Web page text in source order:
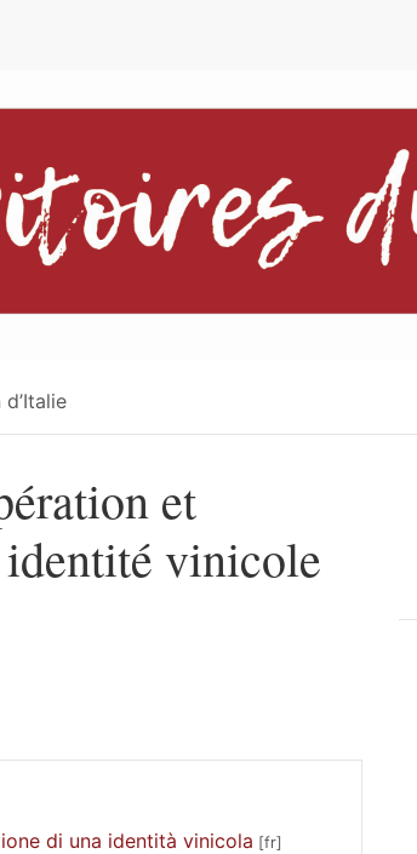
et
vinicole
di una identità vinicola